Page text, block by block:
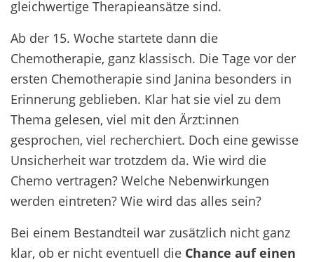
gleichwertige Therapieansätze sind.
Ab der 15. Woche startete dann die
Chemotherapie, ganz klassisch. Die Tage vor der
ersten Chemotherapie sind Janina besonders in
Erinnerung geblieben. Klar hat sie viel zu dem
Thema gelesen, viel mit den Ärzt:innen
gesprochen, viel recherchiert. Doch eine gewisse
Unsicherheit war trotzdem da. Wie wird die
Chemo vertragen? Welche Nebenwirkungen
werden eintreten? Wie wird das alles sein?
Bei einem Bestandteil war zusätzlich nicht ganz
klar, ob er nicht eventuell die Chance auf einen